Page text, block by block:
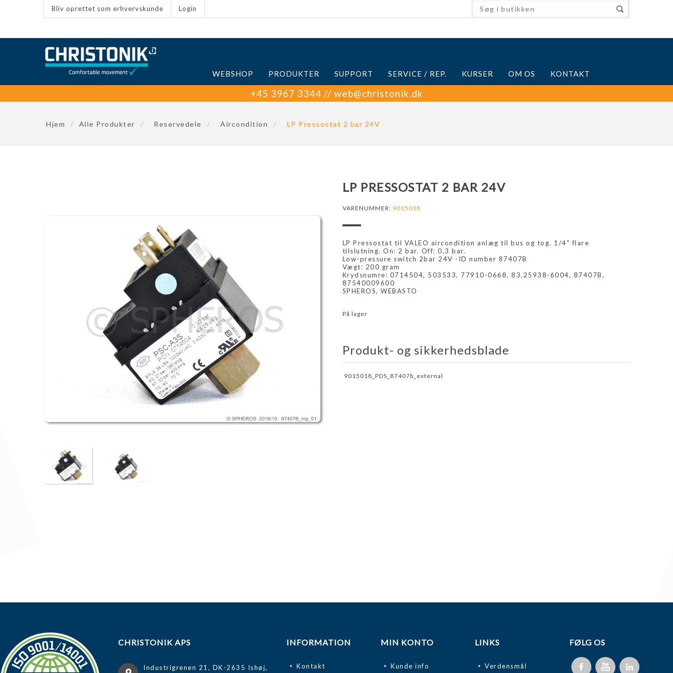
Bliv oprettet som erhvervskunde Login
WEBSHOP PRODUKTER SUPPORT SERVICE / REP. KURSER OM OS KONTAKT
+45 3967 3344 // web@christonik.dk
Hjem / Alle Produkter / Reservedele / Aircondition / LP Pressostat 2 bar 24V
LP PRESSOSTAT 2 BAR 24V
VARENUMMER: 9015018
LP Pressostat til VALEO aircondition anlæg til bus og tog. 1/4" flare
tilslutning. On: 2 bar. Off: 0,3 bar.
Low-pressure switch 2bar 24V -ID number 87407B
Vægt: 200 gram
Krydsnumre: 0714504, 503533, 77910-0668, 83.25938-6004, 87407B,
87540009600
SPHEROS, WEBASTO
På lager
Produkt- og sikkerhedsblade
9015018_PDS_87407b_external
CHRISTONIK APS
Industrigrenen 21, DK-2635 Ishøj,
INFORMATION
Kontakt
MIN KONTO
Kunde info
LINKS
Verdensmål
FØLG OS